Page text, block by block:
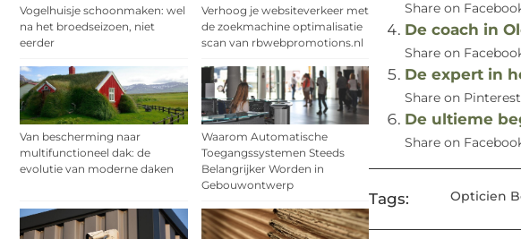
Vogelhuisje schoonmaken: wel
na het broedseizoen, niet
eerder
Verhoog je websiteverkeer met
de zoekmachine optimalisatie
scan van rbwebpromotions.nl
Van bescherming naar
multifunctioneel dak: de
evolutie van moderne daken
Waarom Automatische
Toegangssystemen Steeds
Belangrijker Worden in
Gebouwontwerp
Share on
De coach in
Share on
De expert in
Share on
De ultieme
Share on
Tags: Opticien